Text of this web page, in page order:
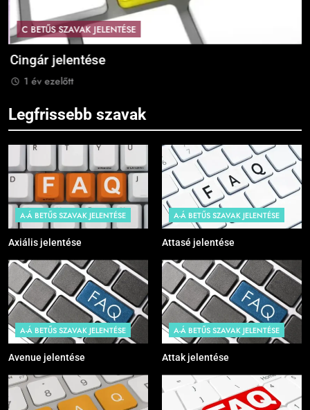
C BETŰS SZAVAK JELENTÉSE
Cingár jelentése
1 év ezelőtt
Legfrissebb szavak
A-Á BETŰS SZAVAK JELENTÉSE
Axiális jelentése
A-Á BETŰS SZAVAK JELENTÉSE
Attasé jelentése
A-Á BETŰS SZAVAK JELENTÉSE
Avenue jelentése
A-Á BETŰS SZAVAK JELENTÉSE
Attak jelentése